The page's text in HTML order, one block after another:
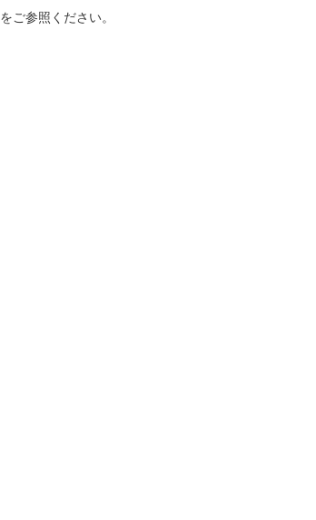
をご参照ください。